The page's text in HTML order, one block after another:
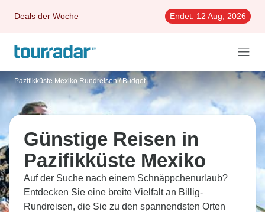
Deals der Woche Endet: 12 Aug, 2026
Pazifikküste Mexiko Rundreisen / Budget
Günstige Reisen in
Pazifikküste Mexiko
Auf der Suche nach einem Schnäppchenurlaub?
Entdecken Sie eine breite Vielfalt an Billig-
Rundreisen, die Sie zu den spannendsten Orten